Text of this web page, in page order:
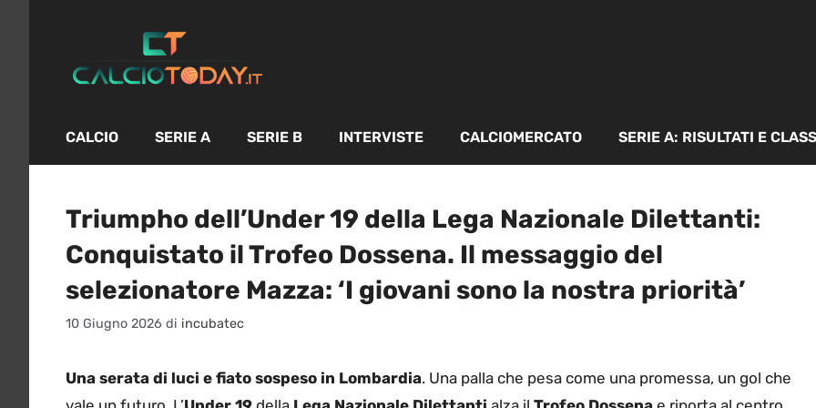
contenuto
CALCIO SERIE A SERIE B INTERVISTE CALCIOMERCATO SERIE A: RISULTATI E
Triumpho dell’Under 19 della Lega Nazionale Dilettanti:
Conquistato il Trofeo Dossena. Il messaggio del
selezionatore Mazza: ‘I giovani sono la nostra priorità’
10 Giugno 2026 di incubatec
Una serata di luci e fiato sospeso in Lombardia. Una palla che pesa come una promessa, un gol che